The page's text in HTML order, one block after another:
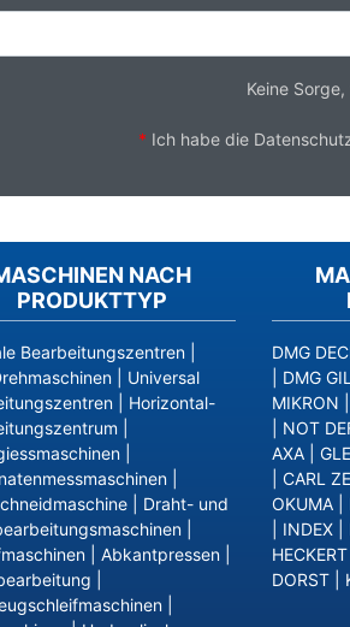
Keine
* Ich habe die
NACH
PRODUKTTYP
Bearbeitungszentren
Universal
Horizontal-
Draht- und
Abkantpressen
DMG
DMG
MIKRON
NOT
AXA
CARL
OKUMA
INDEX
HECKERT
DORST